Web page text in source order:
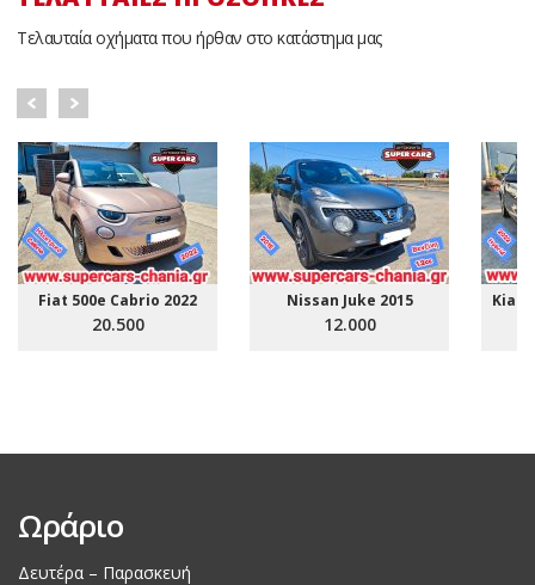
Τελαυταία οχήματα που ήρθαν στο κατάστημα μας
Fiat 500e Cabrio 2022
20.500
Nissan Juke 2015
12.000
Kia S
Ωράριο
Δευτέρα – Παρασκευή